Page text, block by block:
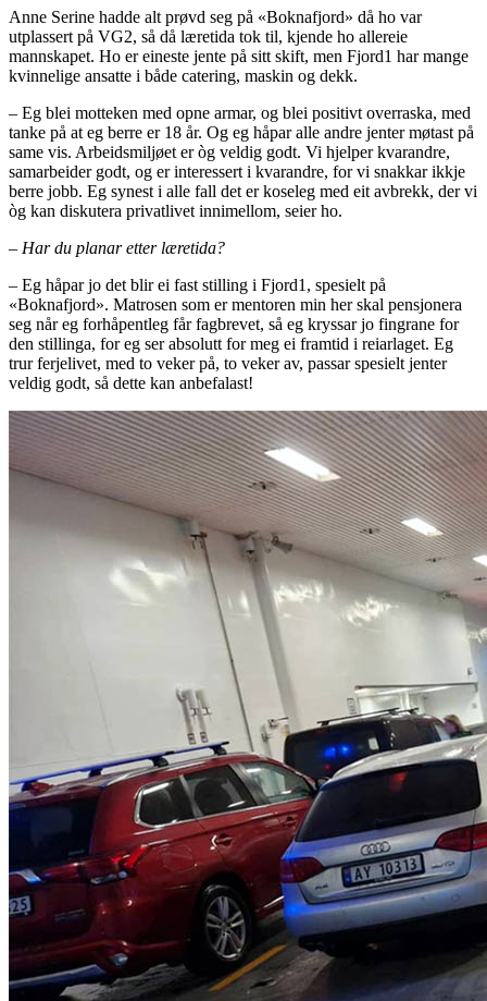
Anne Serine hadde alt prøvd seg på «Boknafjord» då ho var
utplassert på VG2, så då læretida tok til, kjende ho allereie
mannskapet. Ho er eineste jente på sitt skift, men Fjord1 har mange
kvinnelige ansatte i både catering, maskin og dekk.
– Eg blei motteken med opne armar, og blei positivt overraska, med
tanke på at eg berre er 18 år. Og eg håpar alle andre jenter møtast på
same vis. Arbeidsmiljøet er òg veldig godt. Vi hjelper kvarandre,
samarbeider godt, og er interessert i kvarandre, for vi snakkar ikkje
berre jobb. Eg synest i alle fall det er koseleg med eit avbrekk, der vi
òg kan diskutera privatlivet innimellom, seier ho.
– Har du planar etter læretida?
– Eg håpar jo det blir ei fast stilling i Fjord1, spesielt på
«Boknafjord». Matrosen som er mentoren min her skal pensjonera
seg når eg forhåpentleg får fagbrevet, så eg kryssar jo fingrane for
den stillinga, for eg ser absolutt for meg ei framtid i reiarlaget. Eg
trur ferjelivet, med to veker på, to veker av, passar spesielt jenter
veldig godt, så dette kan anbefalast!